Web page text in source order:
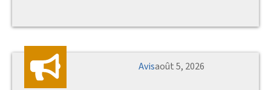
Avisaoût 5, 2026